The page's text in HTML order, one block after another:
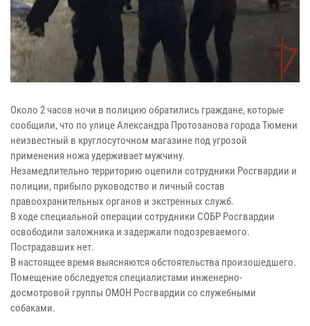
Около 2 часов ночи в полицию обратились граждане, которые
сообщили, что по улице Александра Протозанова города Тюмени
неизвестный в круглосуточном магазине под угрозой
применения ножа удерживает мужчину.
Незамедлительно территорию оцепили сотрудники Росгвардии и
полиции, прибыло руководство и личный состав
правоохранительных органов и экстренных служб.
В ходе специальной операции сотрудники СОБР Росгвардии
освободили заложника и задержали подозреваемого.
Пострадавших нет.
В настоящее время выясняются обстоятельства произошедшего.
Помещение обследуется специалистами инженерно-
досмотровой группы ОМОН Росгвардии со служебными
собаками.